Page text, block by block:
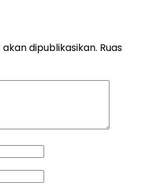
dipublikasikan. Ruas